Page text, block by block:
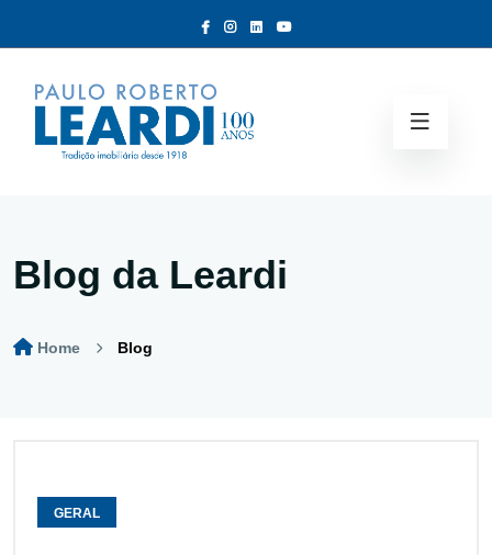
Blog da Leardi
Home Blog
GERAL